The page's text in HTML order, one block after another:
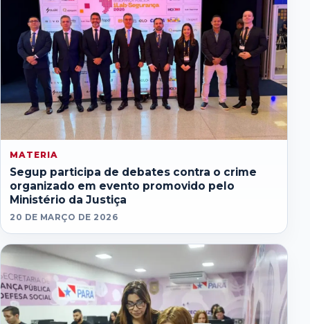
MATERIA
Segup participa de debates contra o crime
organizado em evento promovido pelo
Ministério da Justiça
20 DE MARÇO DE 2026